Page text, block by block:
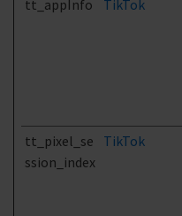
tt_appInfo TikTok
tt_pixel_se
ssion_index
TikTok